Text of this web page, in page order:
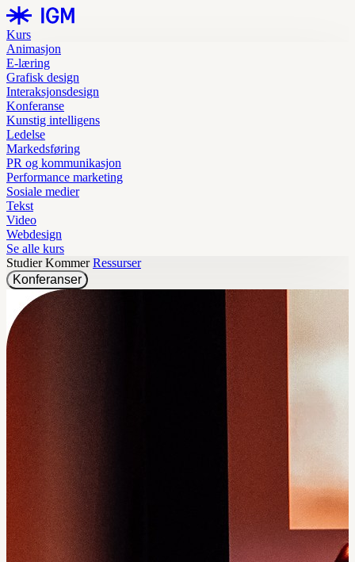
Kurs
Animasjon
E-læring
Grafisk design
Interaksjonsdesign
Konferanse
Kunstig intelligens
Ledelse
Markedsføring
PR og kommunikasjon
Performance marketing
Sosiale medier
Tekst
Video
Webdesign
Se alle kurs
StudierKommer Ressurser
Konferanser